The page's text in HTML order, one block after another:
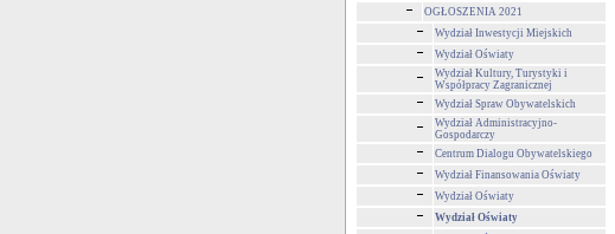
OGŁOSZENIA 2021
Wydział Inwestycji Miejskich
Wydział Oświaty
Wydział Kultury, Turystyki i
Współpracy Zagranicznej
Wydział Spraw Obywatelskich
Wydział Administracyjno-
Gospodarczy
Centrum Dialogu Obywatelskiego
Wydział Finansowania Oświaty
Wydział Oświaty
Wydział Oświaty